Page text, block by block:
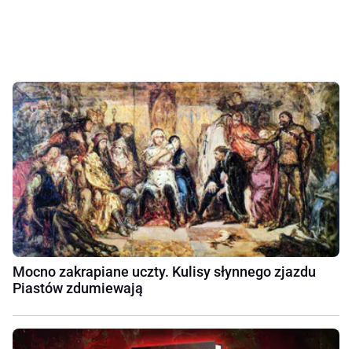
Mocno zakrapiane uczty. Kulisy słynnego zjazdu
Piastów zdumiewają